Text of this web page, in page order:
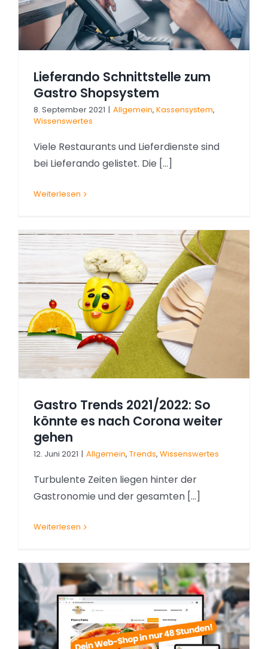
Lieferando Schnittstelle zum
Gastro Shopsystem
8. September 2021 | Allgemein, Kassensystem,
Wissenswertes
Viele Restaurants und Lieferdienste sind
bei Lieferando gelistet. Die [...]
Weiterlesen
Gastro Trends 2021/2022: So
könnte es nach Corona weiter
gehen
12. Juni 2021 | Allgemein, Trends, Wissenswertes
Turbulente Zeiten liegen hinter der
Gastronomie und der gesamten [...]
Weiterlesen